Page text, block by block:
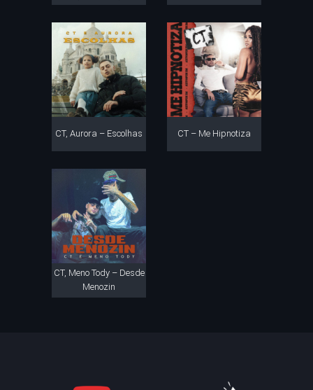
CT, Aurora – Escolhas CT – Me Hipnotiza
CT, Meno Tody – Desde
Menozin